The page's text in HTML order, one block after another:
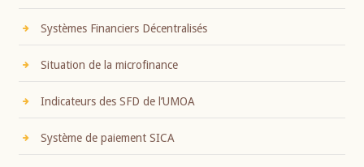
Systèmes Financiers Décentralisés
Situation de la microfinance
Indicateurs des SFD de l’UMOA
Système de paiement SICA